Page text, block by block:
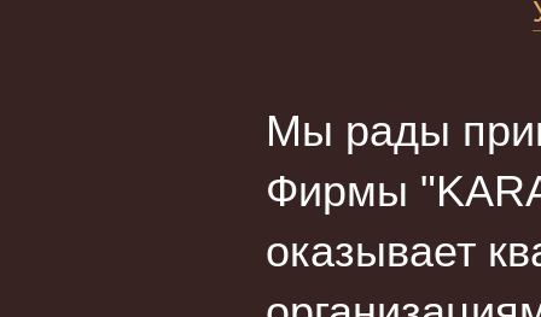
Мы рады
Фирмы
оказывает